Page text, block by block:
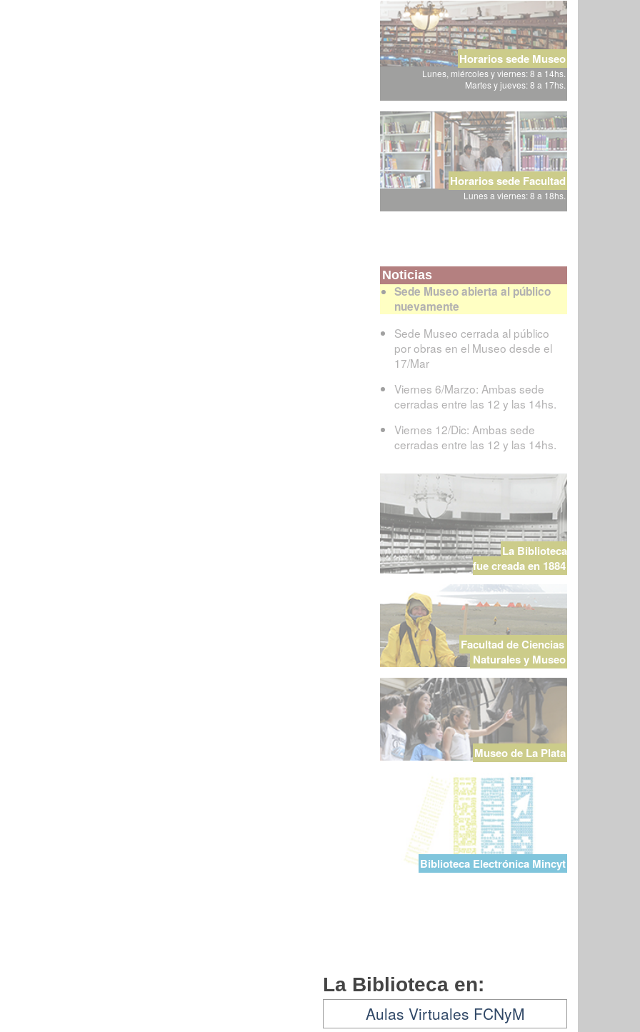
Horarios sede Museo
Lunes, miércoles y viernes: 8 a 14hs.
Martes y jueves: 8 a 17hs.
Horarios sede Facultad
Lunes a viernes: 8 a 18hs.
Noticias
Sede Museo abierta al público
nuevamente
Sede Museo cerrada al público
por obras en el Museo desde el
17/Mar
Viernes 6/Marzo: Ambas sede
cerradas entre las 12 y las 14hs.
Viernes 12/Dic: Ambas sede
cerradas entre las 12 y las 14hs.
La Biblioteca
fue creada en 1884
Facultad de Ciencias
Naturales y Museo
Museo de La Plata
Biblioteca Electrónica Mincyt
La Biblioteca en:
Aulas Virtuales FCNyM